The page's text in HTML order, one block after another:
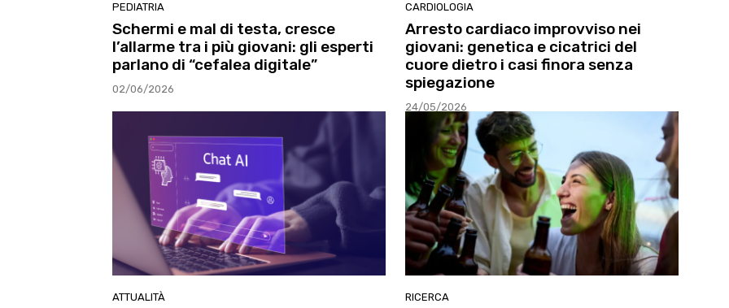
PEDIATRIA
Schermi e mal di testa, cresce
l’allarme tra i più giovani: gli esperti
parlano di “cefalea digitale”
02/06/2026
CARDIOLOGIA
Arresto cardiaco improvviso nei
giovani: genetica e cicatrici del
cuore dietro i casi finora senza
spiegazione
24/05/2026
ATTUALITÀ RICERCA